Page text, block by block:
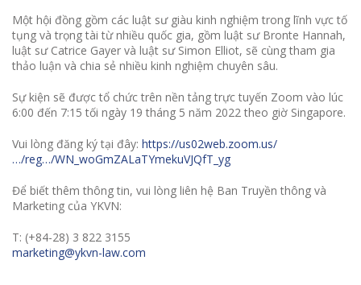
Một hội đồng gồm các luật sư giàu kinh nghiệm trong lĩnh vực tố
tụng và trọng tài từ nhiều quốc gia, gồm luật sư Bronte Hannah,
luật sư Catrice Gayer và luật sư Simon Elliot, sẽ cùng tham gia
thảo luận và chia sẻ nhiều kinh nghiệm chuyên sâu.
Sự kiện sẽ được tổ chức trên nền tảng trực tuyến Zoom vào lúc
6:00 đến 7:15 tối ngày 19 tháng 5 năm 2022 theo giờ Singapore.
Vui lòng đăng ký tại đây: https://us02web.zoom.us/
…/reg…/WN_woGmZALaTYmekuVJQfT_yg
Để biết thêm thông tin, vui lòng liên hệ Ban Truyền thông và
Marketing của YKVN:
T: (+84-28) 3 822 3155
marketing@ykvn-law.com